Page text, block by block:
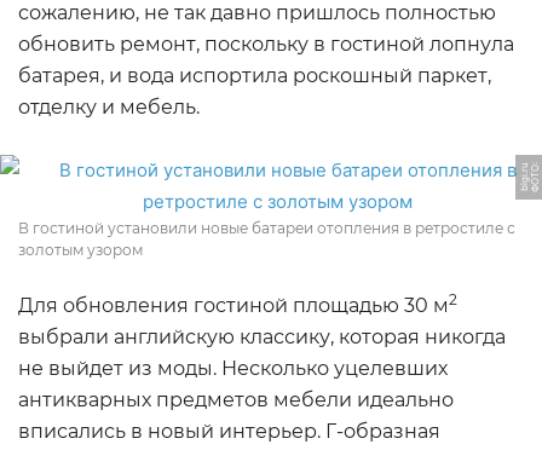
сожалению, не так давно пришлось полностью
обновить ремонт, поскольку в гостиной лопнула
батарея, и вода испортила роскошный паркет,
отделку и мебель.
Ф
О
Т
О:
bl
gi.
r
u
В гостиной установили новые батареи отопления в ретростиле с
золотым узором
Для обновления гостиной площадью 30 м2
выбрали английскую классику, которая никогда
не выйдет из моды. Несколько уцелевших
антикварных предметов мебели идеально
вписались в новый интерьер. Г-образная